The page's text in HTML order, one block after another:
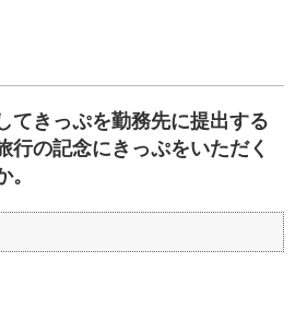
てきっぷを勤務先に提出する
行の記念にきっぷをいただく